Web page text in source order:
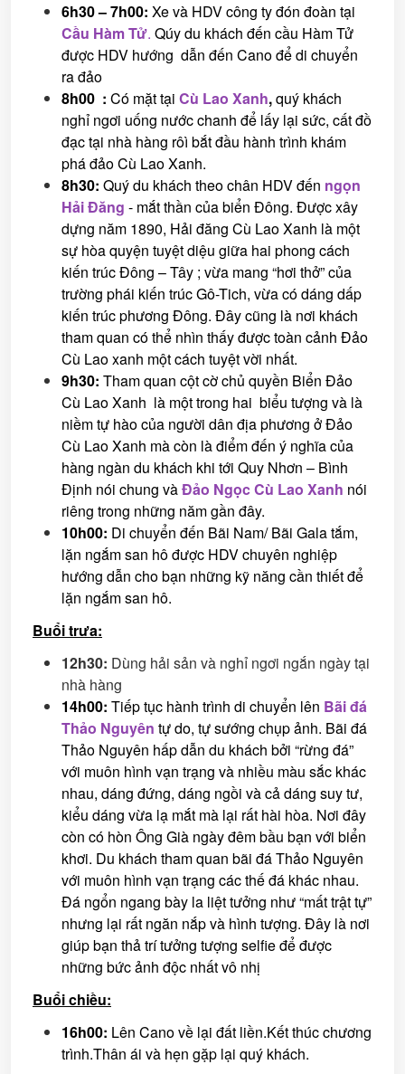
6h30 – 7h00: Xe và HDV công ty đón đoàn tại
Cầu Hàm Tử. Qúy du khách đến cầu Hàm Tử
được HDV hướng dẫn đến Cano để di chuyển
ra đảo
8h00 : Có mặt tại Cù Lao Xanh,quý khách
nghỉ ngơi uống nước chanh để lấy lại sức, cất đồ
đạc tại nhà hàng rôì bắt đầu hành trình khám
phá đảo Cù Lao Xanh.
8h30: Quý du khách theo chân HDV đến ngọn
Hải Đăng - mắt thần của biển Đông. Được xây
dựng năm 1890, Hải đăng Cù Lao Xanh là một
sự hòa quyện tuyệt diệu giữa hai phong cách
kiến trúc Ðông – Tây ; vừa mang “hơi thở” của
trường phái kiến trúc Gô-Tich, vừa có dáng dấp
kiến trúc phương Ðông. Đây cũng là nơi khách
tham quan có thể nhìn thấy được toàn cảnh Đảo
Cù Lao xanh một cách tuyệt vời nhất.
9h30: Tham quan cột cờ chủ quyền Biển Đảo
Cù Lao Xanh là một trong hai biểu tượng và là
niềm tự hào của người dân địa phương ở Đảo
Cù Lao Xanh mà còn là điểm đến ý nghĩa của
hàng ngàn du khách khi tới Quy Nhơn – Bình
Định nói chung vàĐảo Ngọc Cù Lao Xanh nói
riêng trong những năm gần đây.
10h00: Di chuyển đến Bãi Nam/ Bãi Gala tắm,
lặn ngắm san hô được HDV chuyên nghiệp
hướng dẫn cho bạn những kỹ năng cần thiết để
lặn ngắm san hô.
Buổi trưa:
12h30: Dùng hải sản và nghỉ ngơi ngắn ngày tại
nhà hàng
14h00: Tiếp tục hành trình di chuyển lên Bãi đá
Thảo Nguyên tự do, tự sướng chụp ảnh. Bãi đá
Thảo Nguyên hấp dẫn du khách bởi “rừng đá”
với muôn hình vạn trạng và nhiều màu sắc khác
nhau, dáng đứng, dáng ngồi và cả dáng suy tư,
kiểu dáng vừa lạ mắt mà lại rất hài hòa. Nơi đây
còn có hòn Ông Già ngày đêm bầu bạn với biển
khơi. Du khách tham quan bãi đá Thảo Nguyên
với muôn hình vạn trạng các thế đá khác nhau.
Đá ngổn ngang bày la liệt tưởng như “mất trật tự”
nhưng lại rất ngăn nắp và hình tượng. Đây là nơi
giúp bạn thả trí tưởng tượng selfie để được
những bức ảnh độc nhất vô nhị
Buổi chiều:
16h00: Lên Cano về lại đất liền.Kết thúc chương
trình.Thân ái và hẹn gặp lại quý khách.